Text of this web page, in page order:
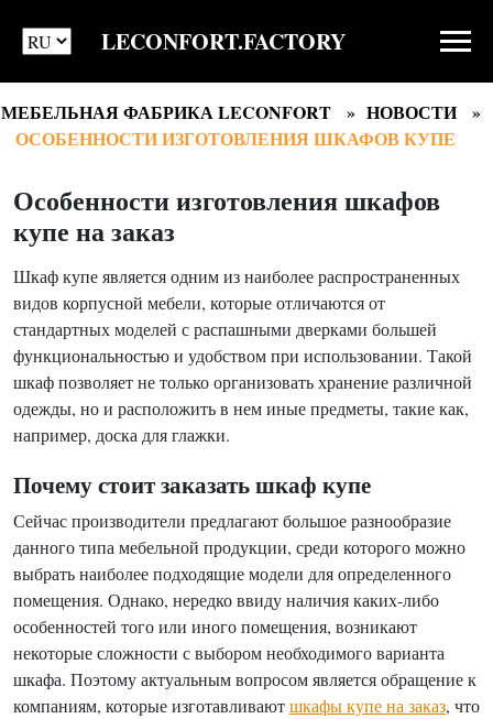
LECONFORT.FACTORY
МЕБЕЛЬНАЯ ФАБРИКА LECONFORT
НОВОСТИ
ОСОБЕННОСТИ ИЗГОТОВЛЕНИЯ ШКАФОВ КУПЕ
Особенности изготовления шкафов
купе на заказ
Шкаф купе является одним из наиболее распространенных
видов корпусной мебели, которые отличаются от
стандартных моделей с распашными дверками большей
функциональностью и удобством при использовании. Такой
шкаф позволяет не только организовать хранение различной
одежды, но и расположить в нем иные предметы, такие как,
например, доска для глажки.
Почему стоит заказать шкаф купе
Сейчас производители предлагают большое разнообразие
данного типа мебельной продукции, среди которого можно
выбрать наиболее подходящие модели для определенного
помещения. Однако, нередко ввиду наличия каких-либо
особенностей того или иного помещения, возникают
некоторые сложности с выбором необходимого варианта
шкафа. Поэтому актуальным вопросом является обращение к
компаниям, которые изготавливаютшкафы купе на заказ, что